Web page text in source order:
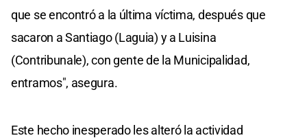
que se encontró a la última víctima, después que
sacaron a Santiago (Laguia) y a Luisina
(Contribunale), con gente de la Municipalidad,
entramos", asegura.
Este hecho inesperado les alteró la actividad